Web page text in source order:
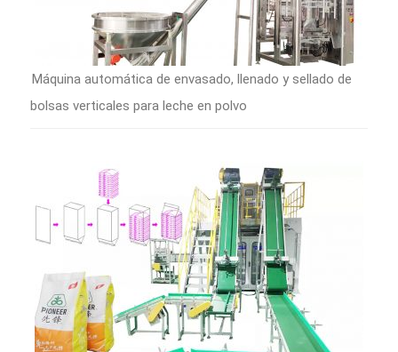
Máquina automática de envasado, llenado y sellado de
bolsas verticales para leche en polvo